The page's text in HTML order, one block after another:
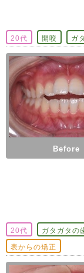
20代 開咬 ガ
Before
20代 ガタガタの
表からの矯正